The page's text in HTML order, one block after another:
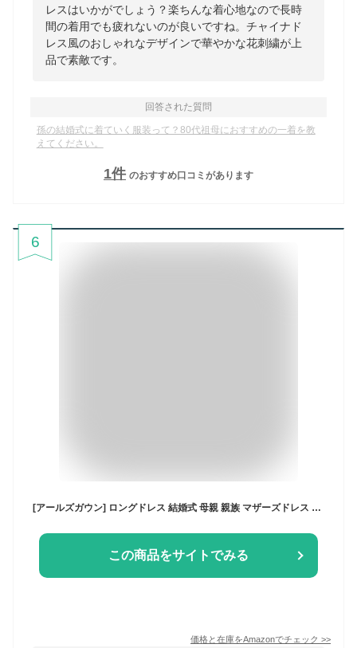
レスはいかがでしょう？楽ちんな着心地なので長時
間の着用でも疲れないのが良いですね。チャイナド
レス風のおしゃれなデザインで華やかな花刺繍が上
品で素敵です。
回答された質問
孫の結婚式に着ていく服装って？80代祖母におすすめの一着を教
えてください。
1件 のおすすめ口コミがあります
6
この商品をサイトでみる
価格と在庫をAmazonでチェック >>